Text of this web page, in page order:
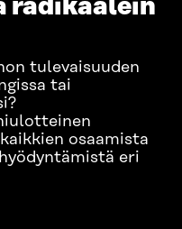
radikaalein
tulevaisuuden
tai
osaamista
eri